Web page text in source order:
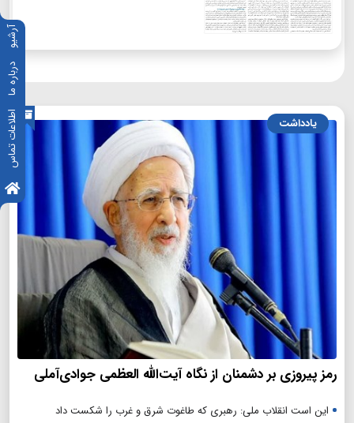
آرشیو
درباره ما
اطلاعات تماس یادداشت
رمز پیروزی بر دشمنان از نگاه آیت‌الله العظمی جوادی‌آملی
این است انقلاب ملی: رهبری که طاغوت شرق و غرب را شکست داد